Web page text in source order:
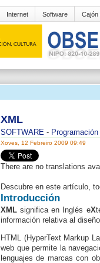
Internet Software Cajón
XML
SOFTWARE - Programación
Xoves, 12 Febreiro 2009 09:49
There are no translations
Descubre en este artículo,
Introducción
XML significa en Inglés eX
información relativa al
HTML (HyperText Markup
web que permite la
lenguajes de marcas con